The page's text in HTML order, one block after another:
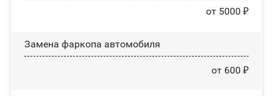
от 5000 ₽
Замена фаркопа автомобиля
от 600 ₽